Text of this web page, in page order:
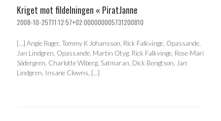
Kriget mot fildelningen « PiratJanne
2008-10-25T11:12:57+02:000000005731200810
[…] Angie Roger, Tommy K Johansson, Rick Falkvinge, Opassande,
Jan Lindgren, Opassande, Martin Otyg, Rick Falkvinge, Rose-Mari
Södergren, Charlotte Wiberg, Satmaran, Dick Bengtson, Jan
Lindgren, Insane Clowns, […]